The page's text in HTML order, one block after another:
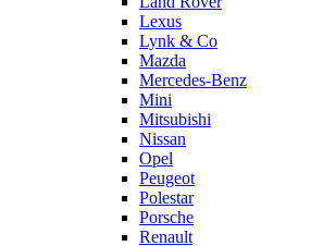
Lexus
Lynk & Co
Mazda
Mercedes-Benz
Mini
Mitsubishi
Nissan
Opel
Peugeot
Polestar
Porsche
Renault